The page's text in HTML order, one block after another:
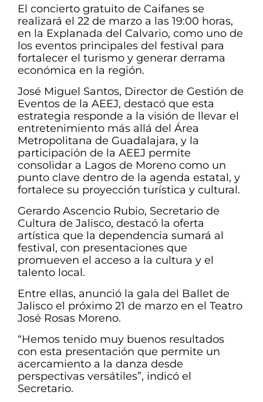
El concierto gratuito de Caifanes se
realizará el 22 de marzo a las 19:00 horas,
en la Explanada del Calvario, como uno de
los eventos principales del festival para
fortalecer el turismo y generar derrama
económica en la región.
José Miguel Santos, Director de Gestión de
Eventos de la AEEJ, destacó que esta
estrategia responde a la visión de llevar el
entretenimiento más allá del Área
Metropolitana de Guadalajara, y la
participación de la AEEJ permite
consolidar a Lagos de Moreno como un
punto clave dentro de la agenda estatal, y
fortalece su proyección turística y cultural.
Gerardo Ascencio Rubio, Secretario de
Cultura de Jalisco, destacó la oferta
artística que la dependencia sumará al
festival, con presentaciones que
promueven el acceso a la cultura y el
talento local.
Entre ellas, anunció la gala del Ballet de
Jalisco el próximo 21 de marzo en el Teatro
José Rosas Moreno.
“Hemos tenido muy buenos resultados
con esta presentación que permite un
acercamiento a la danza desde
perspectivas versátiles”, indicó el
Secretario.